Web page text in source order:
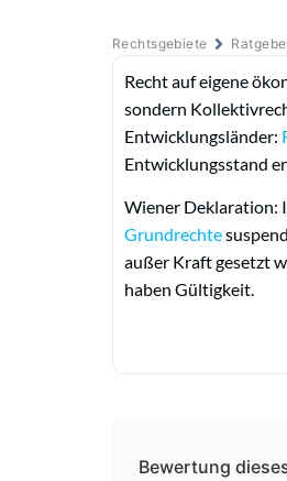
Rechtsgebiete
Recht auf eigene
sondern
Entwicklungsländer:
Entwicklungsstand
Wiener Deklaration:
Grundrechte
außer Kraft gesetzt
haben Gültigkeit.
Bewertung